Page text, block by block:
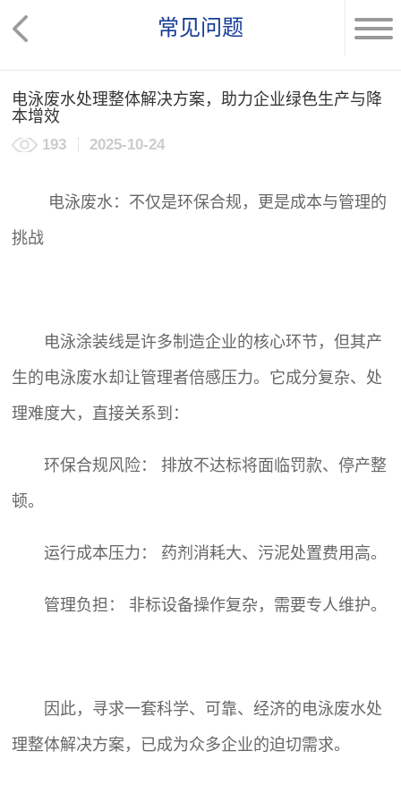
常见问题
电泳废水处理整体解决方案，助力企业绿色生产与降
本增效
193 2025-10-24
电泳废水：不仅是环保合规，更是成本与管理的
挑战
电泳涂装线是许多制造企业的核心环节，但其产
生的电泳废水却让管理者倍感压力。它成分复杂、处
理难度大，直接关系到：
环保合规风险： 排放不达标将面临罚款、停产整
顿。
运行成本压力： 药剂消耗大、污泥处置费用高。
管理负担： 非标设备操作复杂，需要专人维护。
因此，寻求一套科学、可靠、经济的电泳废水处
理整体解决方案，已成为众多企业的迫切需求。